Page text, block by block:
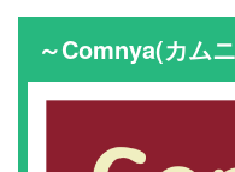
～Comnya(カム